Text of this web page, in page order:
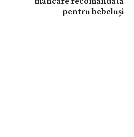
pentru bebeluși